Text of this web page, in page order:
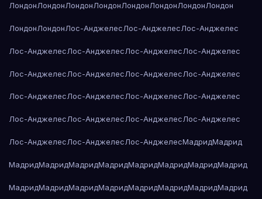
ЛондонЛондонЛондонЛондонЛондонЛондонЛондонЛондон
ЛондонЛондонЛос-АнджелесЛос-АнджелесЛос-Анджелес
Лос-АнджелесЛос-АнджелесЛос-АнджелесЛос-Анджелес
Лос-АнджелесЛос-АнджелесЛос-АнджелесЛос-Анджелес
Лос-АнджелесЛос-АнджелесЛос-АнджелесЛос-Анджелес
Лос-АнджелесЛос-АнджелесЛос-АнджелесЛос-Анджелес
Лос-АнджелесЛос-АнджелесЛос-АнджелесМадридМадрид
МадридМадридМадридМадридМадридМадридМадридМадрид
МадридМадридМадридМадридМадридМадридМадридМадрид